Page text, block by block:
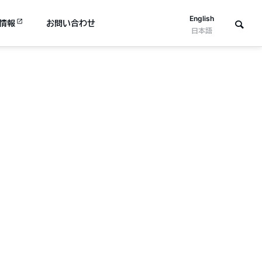
English
日本語
報 お問い合わせ